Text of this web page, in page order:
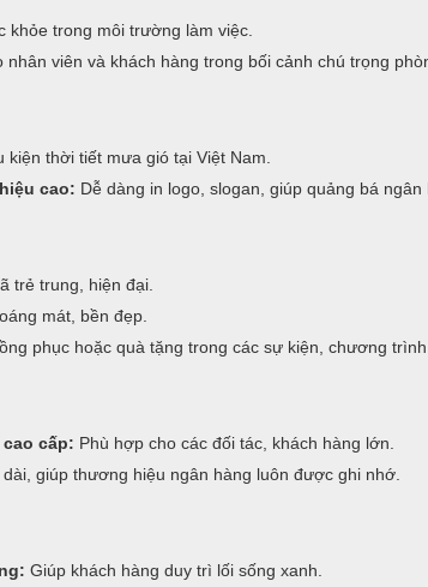
khỏe trong môi trường làm việc.
viên và khách hàng trong bối cảnh chú trọng
kiện thời tiết mưa gió tại Việt Nam.
cao: Dễ dàng in logo, slogan, giúp quảng bá ngân
trẻ trung, hiện đại.
mát, bền đẹp.
phục hoặc quà tặng trong các sự kiện, chương trình
cấp: Phù hợp cho các đối tác, khách hàng lớn.
giúp thương hiệu ngân hàng luôn được ghi nhớ.
Giúp khách hàng duy trì lối sống xanh.